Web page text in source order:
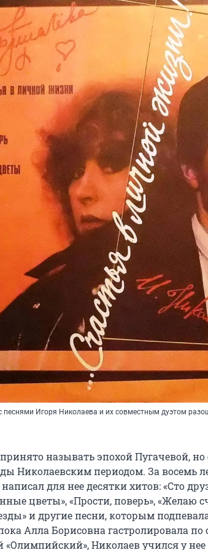
песнями Игоря Николаева и их совместным дуэтом
называть эпохой Пугачевой,
Николаевским периодом. За восемь
для нее десятки хитов: «Сто
цветы», «Прости, поверь», «Желаю
и другие песни, которым
Алла Борисовна гастролировала по
Николаев учился у нее